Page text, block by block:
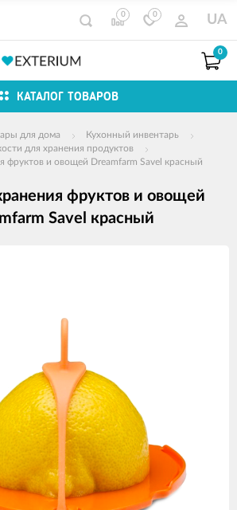
0 0 UA
0
КАТАЛОГ ТОВАРОВ
для дома
Кухонный инвентарь
для хранения продуктов
фруктов и овощей Dreamfarm Savel красный
фруктов и овощей
Savel красный